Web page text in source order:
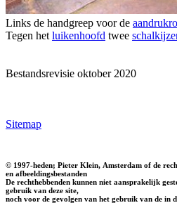
Links de handgreep voor de
Tegen het luikenhoofd twee
Bestandsrevisie oktober 2020
Sitemap
© 1997-heden; Pieter Klein, Amsterdam of de
en afbeeldingsbestanden
De rechthebbenden kunnen niet aansprakelijk
gebruik van deze site,
noch voor de gevolgen van het gebruik van de in